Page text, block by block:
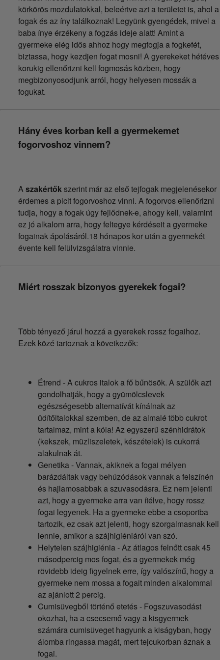
körkörös mozdulatokkal, beleértve azt a területet is, ahol a
fogak és az íny találkoznak! Legyünk gyengédek, mivel a
baba ínye érzékeny a fogzás ideje alatt! Amint a
gyermeke elég idős ahhoz hogy megfogja a fogkefét,
biztassa, hogy kezdjen fogat mosni! A gyerekeket hétéves
korukig ellenőrizni kell fogmosás közben, hogy
megbizonyosodjunk arról, hogy helyesen mossák a
fogukat.
Hány éves korban kell a gyermekemet
fogorvoshoz vinnem?
Aszakértőkszerint már az első tejfogak megjelenésekor
érdemes a picit fogorvoshoz vinni. A fogorvos ellenőrizni
tudja, hogy a fogak úgy fejlődnek-e, ahogy kell, valamint
ez jó alkalom arra, hogy feltegye kérdéseit a gyermeke
fogainak ápolásáról.18 hónapos kor után a gyermekét
évente kell felülvizsgálatra vinnie.
Miért rosszak bizonyos gyerekek fogai?
Több tényező járul hozzá a gyerekek rossz fogaihoz.
Ezek közé tartoznak a következők:
Étrend - A cukros italok a fő bűnösök. A szülők azt
gondolhatják, hogy a gyümölcslevek
egészségesebb alternatívát kínálnak az
üdítőitalokkal szemben, de az almalé több cukrot
tartalmaz, mint a kóla! Az egyszerű szénhidrátok
(kekszek, müzliszeletek, készételek) is cukorrá
alakulnak át.
Genetika - Vannak, akiknek a fogai mélyen
barázdáltak vagy behúzódások vannak a felszínén
és hajlamosabbak a szuvasodásra. Ez nem jelenti
azt, hogy a gyermeke arra van ítélve, hogy rossz
fogai legyenek. Ha a gyermeke ebbe a csoportba
tartozik, ez csak azt jelenti, hogy szorgalmasnak kell
lennie, amikor a szájhigiéniáról van szó.
Helytelen szájhigiénia - Az átlagos felnőtt csak 45
másodpercig mos fogat, és a gyermekek még
rövidebb ideig figyelnek erre, így valószínű, hogy a
gyermeke nem mossa a fogait minden alkalommal
az ajánlott 2 percig.
Cumisüvegből történő etetés - Fogszuvasodást
okozhat, ha a csecsemő vagy a kisgyermek
számára cumisüveget hagyunk a kiságyban, hogy
álomba ringassa magát, mert tejcukorban áznak a
fogai.